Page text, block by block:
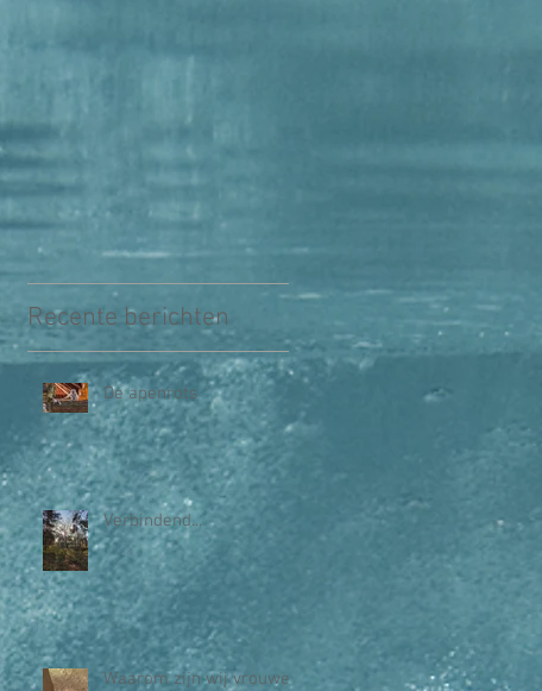
Recente berichten
De apenrots
Verbindend...
Waarom zijn wij vrouwen